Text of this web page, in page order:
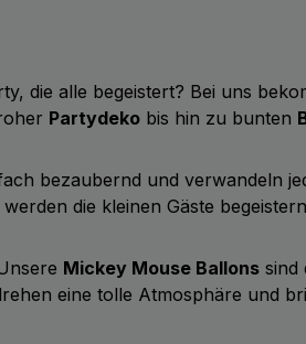
die alle begeistert? Bei uns
Partydeko bis hin zu bunten
bezaubernd und verwandeln
die kleinen Gäste
Mickey Mouse Ballons sind
eine tolle Atmosphäre und